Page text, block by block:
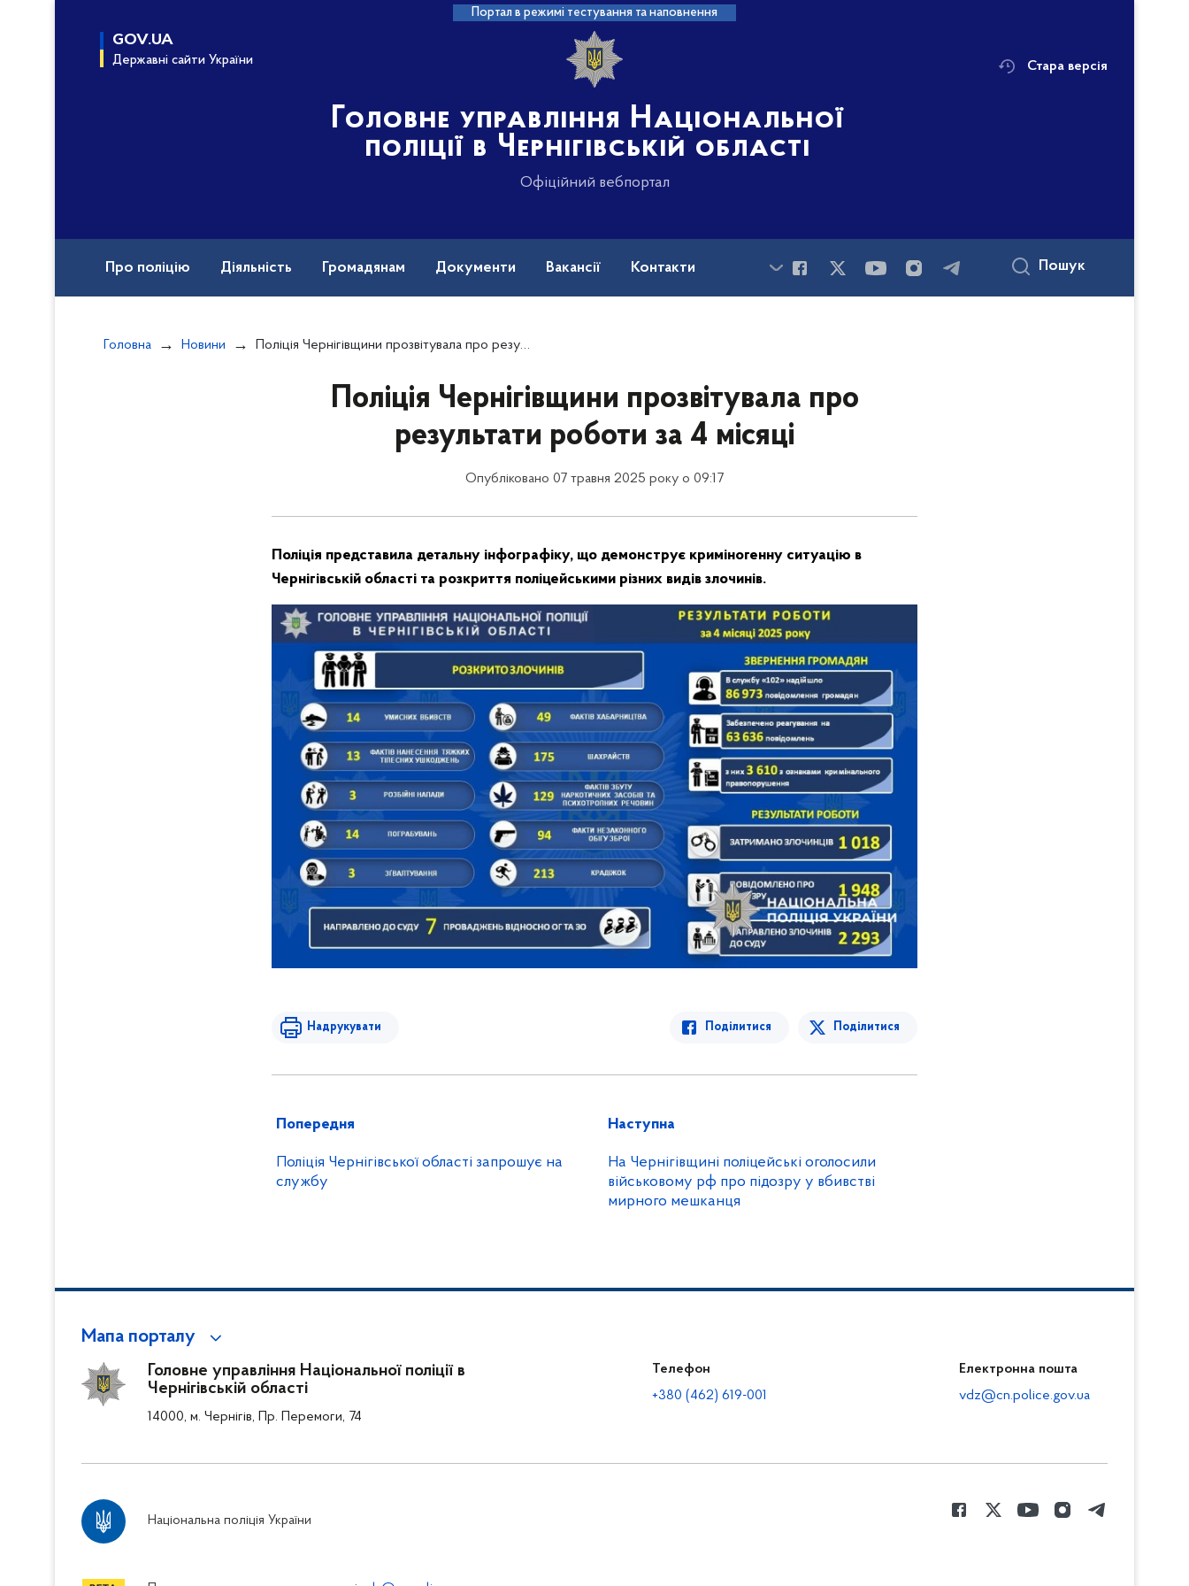
Портал в режимі тестування та наповнення
GOV.UA
Державні сайти України
Головне управління Національної
поліції в Чернігівській області
Офіційний вебпортал
Стара версія
Про поліцію Діяльність Громадянам Документи Вакансії Контакти Пошук
Головна Новини Поліція Чернігівщини прозвітувала про результати роботи за 4 місяці
Поліція Чернігівщини прозвітувала про
результати роботи за 4 місяці
Опубліковано 07 травня 2025 року о 09:17
Поліція представила детальну інфографіку, що демонструє криміногенну ситуацію в
Чернігівській області та розкриття поліцейськими різних видів злочинів.
Надрукувати Поділитися Поділитися
Попередня
Поліція Чернігівської області запрошує на
службу
Наступна
На Чернігівщині поліцейські оголосили
військовому рф про підозру у вбивстві
мирного мешканця
Мапа порталу
Головне управління Національної поліції в
Чернігівській області
14000, м. Чернігів, Пр. Перемоги, 74
Телефон
+380 (462) 619-001
Електронна пошта
vdz@cn.police.gov.ua
Національна поліція України